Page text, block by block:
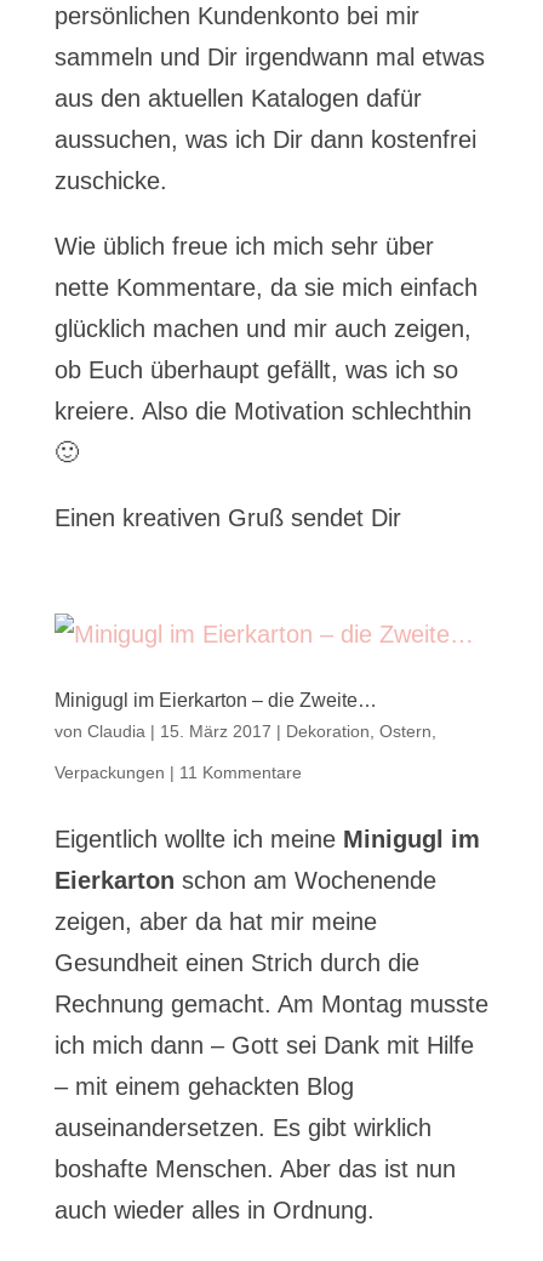
persönlichen Kundenkonto bei mir
sammeln und Dir irgendwann mal etwas
aus den aktuellen Katalogen dafür
aussuchen, was ich Dir dann kostenfrei
zuschicke.
Wie üblich freue ich mich sehr über
nette Kommentare, da sie mich einfach
glücklich machen und mir auch zeigen,
ob Euch überhaupt gefällt, was ich so
kreiere. Also die Motivation schlechthin
🙂
Einen kreativen Gruß sendet Dir
Minigugl im Eierkarton – die Zweite…
von Claudia | 15. März 2017 | Dekoration Ostern
Verpackungen | 11 Kommentare
Eigentlich wollte ich meine Minigugl im
Eierkarton schon am Wochenende
zeigen, aber da hat mir meine
Gesundheit einen Strich durch die
Rechnung gemacht. Am Montag musste
ich mich dann – Gott sei Dank mit Hilfe
– mit einem gehackten Blog
auseinandersetzen. Es gibt wirklich
boshafte Menschen. Aber das ist nun
auch wieder alles in Ordnung.